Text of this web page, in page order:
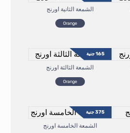
الشمعة الثانية اورنج
Orange
الشمعة الثالثة اورنج
Orange
165جنية
الشمعة الخامسة اورنج
375جنية